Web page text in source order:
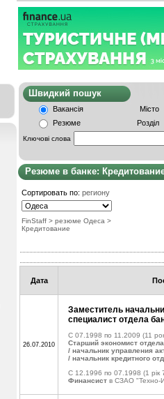
Швидкий
Вакансія
Місто
Резюме
Розділ
Ключові слова
Резюме в банке:
Сортировать по: региону
FinStaff > резюме Одеса >
Кредитование
Дата
26.07.2010
Заместитель
специалист отдела
C 07.1998 по 11.2009 (11
Старший экономист
/ начальник управления
/ начальник кредитного
C 12.1996 по 07.1998 (1 рік
Финансист в СЗАО "Техно-